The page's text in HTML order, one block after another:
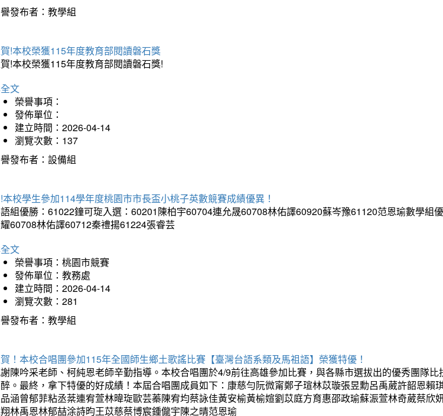
發布者：教學組
!本校榮獲115年度教育部閱讀磐石獎
!本校榮獲115年度教育部閱讀磐石獎!
文
榮譽事項：
發佈單位：
建立時間：2026-04-14
瀏覽次數：137
發布者：設備組
本校學生參加114學年度桃園市市長盃小桃子英數競賽成績優異！
組優勝：61022鐘可琁入選：60201陳柏宇60704連允晟60708林佑譯60920蘇岑豫61120范恩瑜數學
60708林佑譯60712秦禮揚61224張睿芸
文
榮譽事項：桃園市競賽
發佈單位：教務處
建立時間：2026-04-14
瀏覽次數：281
發布者：教學組
！本校合唱團參加115年全國師生鄉土歌謠比賽【臺灣台語系類及馬祖語】榮獲特優！
陳吟采老師、柯純恩老師辛勤指導。本校合唱團於4/9前往高雄參加比賽，與各縣市選拔出的優秀團隊
。最終，拿下特優的好成績！本屆合唱團成員如下：康慈勻阮微甯鄭子瑄林苡璇張昱勳呂禹葳許韶恩
涵曾郁菲粘丞棻連宥萱林暐琁歐芸蓁陳宥均蔡詠佳黃安榆黃榆媗劉苡庭方育惠邵政瑜蘇浱萱林奇葳蔡
林禹恩林郁喆涂詩昀王苡慈蔡博宸鍾儱宇陳之晴范恩瑜